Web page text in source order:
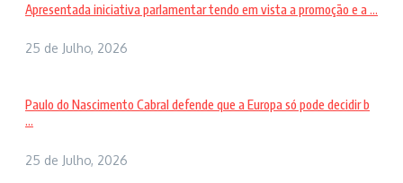
Apresentada iniciativa parlamentar tendo em vista a promoção e a ...
25 de Julho, 2026
Paulo do Nascimento Cabral defende que a Europa só pode decidir b
...
25 de Julho, 2026